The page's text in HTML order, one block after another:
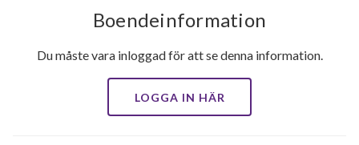
Boendeinformation
Du måste vara inloggad för att se denna information.
LOGGA IN HÄR